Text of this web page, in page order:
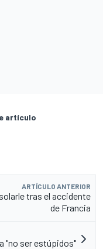
artículo
ARTÍCULO ANTERIOR
tras el accidente
de Francia
"no ser estúpidos"